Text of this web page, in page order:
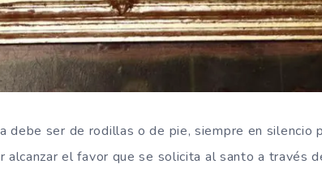
debe ser de rodillas o de pie, siempre en silencio
el favor que se solicita al santo a través